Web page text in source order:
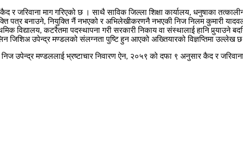
र जरिवाना माग गरिएको छ । साथै साविक जिल्ला शिक्षा कार्यालय, धनुषाका
पत्र बनाउने, नियुक्ति नैं नभएको र अभिलेखीकरणनै नभएकी निज निलम कुमारी
विद्यालय, कटरैतमा पदस्थापना गरी सरकारी निकाय वा संस्थालाई हानि
जिशिअ उपेन्द्र मण्डलको संलग्नता पुष्टि हुन आएको अख्तियारको विज्ञप्तिमा उल्लेख
उपेन्द्र मण्डललाई भ्रष्टाचार निवारण ऐन, २०५९ को दफा ९ अनुसार कैद र